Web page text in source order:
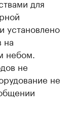
для
установлено
на
небом.
не
не